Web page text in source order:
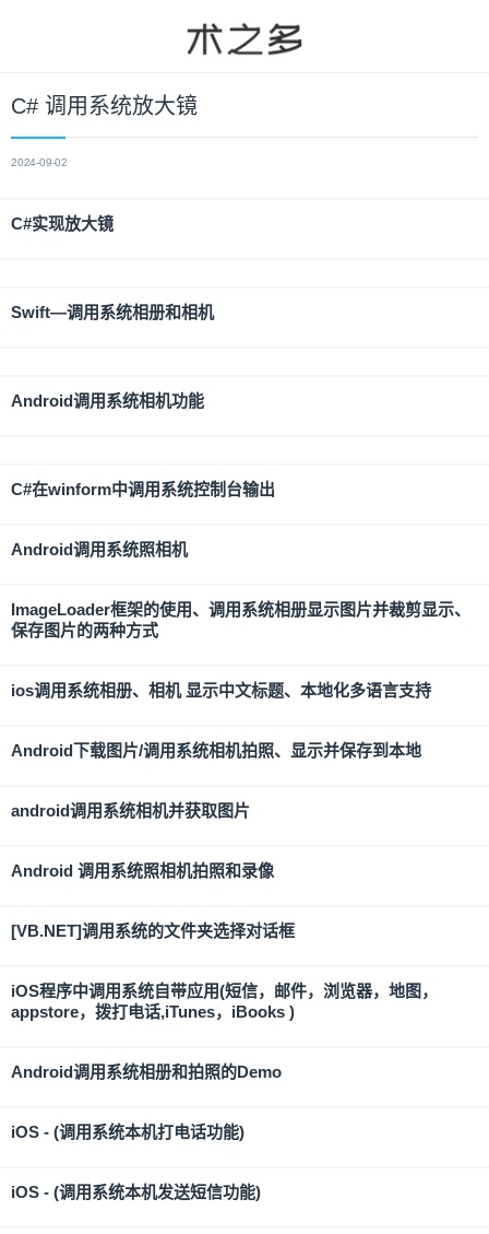
C# 调用系统放大镜
2024-09-02
C#实现放大镜
Swift—调用系统相册和相机
Android调用系统相机功能
C#在winform中调用系统控制台输出
Android调用系统照相机
ImageLoader框架的使用、调用系统相册显示图片并裁剪显示、
保存图片的两种方式
ios调用系统相册、相机 显示中文标题、本地化多语言支持
Android下载图片/调用系统相机拍照、显示并保存到本地
android调用系统相机并获取图片
Android 调用系统照相机拍照和录像
[VB.NET]调用系统的文件夹选择对话框
iOS程序中调用系统自带应用(短信，邮件，浏览器，地图，
appstore，拨打电话,iTunes，iBooks )
Android调用系统相册和拍照的Demo
iOS - (调用系统本机打电话功能)
iOS - (调用系统本机发送短信功能)